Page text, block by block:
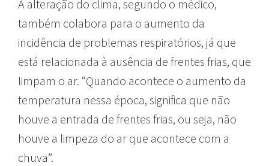
A alteração do clima, segundo o médico,
também colabora para o aumento da
incidência de problemas respiratórios, já que
está relacionada à ausência de frentes frias, que
limpam o ar. “Quando acontece o aumento da
temperatura nessa época, significa que não
houve a entrada de frentes frias, ou seja, não
houve a limpeza do ar que acontece com a
chuva”.